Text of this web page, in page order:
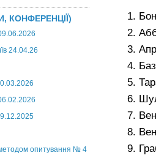
КОНФЕРЕНЦІЇ)
24.04.26
опитування № 4